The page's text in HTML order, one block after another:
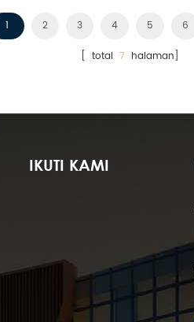
1 2 3 4 5 6
[ total7 halaman]
IKUTI KAMI